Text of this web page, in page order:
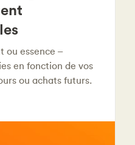
ou essence –
en fonction de vos
ou achats futurs.